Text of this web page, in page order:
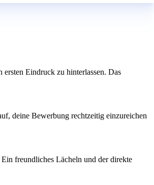
Eindruck zu hinterlassen. Das
deine Bewerbung rechtzeitig einzureichen
freundliches Lächeln und der direkte